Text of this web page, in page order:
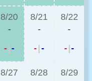
8/20
-
-|-
8/21
-
-|-
8/22
-
-|-
8/27
8/28
8/29